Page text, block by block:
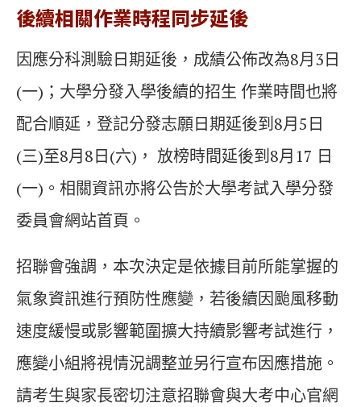
後續相關作業時程同步延後
因應分科測驗日期延後，成績公佈改為8月3日
(一)；大學分發入學後續的招生 作業時間也將
配合順延，登記分發志願日期延後到8月5日
(三)至8月8日(六)， 放榜時間延後到8月17 日
(一)。相關資訊亦將公告於大學考試入學分發
委員會網站首頁。
招聯會強調，本次決定是依據目前所能掌握的
氣象資訊進行預防性應變，若後續因颱風移動
速度緩慢或影響範圍擴大持續影響考試進行，
應變小組將視情況調整並另行宣布因應措施。
請考生與家長密切注意招聯會與大考中心官網